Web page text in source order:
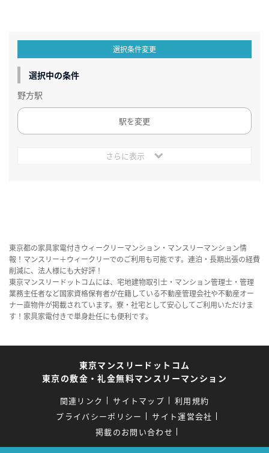
選択条件変更
選択中の条件
野方駅
駅を変更
さらに表示
東京都の家具家電付きウィークリーマンション・マンスリーマンション情
報！マンスリー＋ウィークリーでのご利用も可能です。連泊・長期出張の経費
削減に、法人様にも大好評！
東京マンスリードットコムには、宅地建物取引士・マンション管理士・管理
業務主任者など国家資格保有者が在籍している不動産管理会社や不動産オー
ナー直物件が掲載されています。寮・社宅として安心してご利用いただけま
す！家具家電付きで単身赴任にも便利です。
東京マンスリードットコム
東京の敷金・礼金無料マンスリーマンション
関連リンク サイトマップ
利用規約
プライバシーポリシー
サイト運営会社
掲載のお問い合わせ